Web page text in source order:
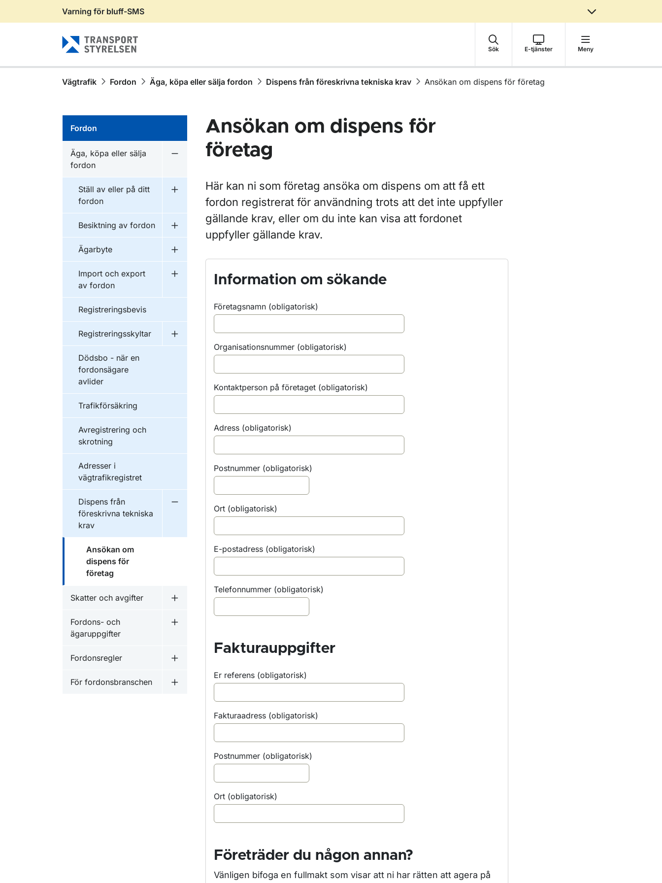
Gå till sidans innehåll
Varning för bluff-SMS
Sök E-tjänster Meny
Vägtrafik Fordon Äga, köpa eller sälja fordon Dispens från föreskrivna tekniska krav Ansökan om dispens för företag
Fordon
Äga, köpa eller sälja
fordon
Undermeny för Äga, köpa eller sälja fordon
Ställ av eller på ditt
fordon
Undermeny för Ställ av eller på ditt fordon
Besiktning av fordon
Undermeny för Besiktning av fordon
Ägarbyte
Undermeny för Ägarbyte
Import och export
av fordon
Undermeny för Import och export av fordon
Registreringsbevis
Registreringsskyltar
Undermeny för Registreringsskyltar
Dödsbo - när en
fordonsägare
avlider
Trafikförsäkring
Avregistrering och
skrotning
Adresser i
vägtrafikregistret
Dispens från
föreskrivna tekniska
krav
Undermeny för Dispens från föreskrivna tekniska krav
Ansökan om
dispens för
företag
Skatter och avgifter
Undermeny för Skatter och avgifter
Fordons- och
ägaruppgifter
Undermeny för Fordons- och ägaruppgifter
Fordonsregler
Undermeny för Fordonsregler
För fordonsbranschen
Undermeny för För fordonsbranschen
Ansökan om dispens för
företag
Här kan ni som företag ansöka om dispens om att få ett
fordon registrerat för användning trots att det inte uppfyller
gällande krav, eller om du inte kan visa att fordonet
uppfyller gällande krav.
Information om sökande
Företagsnamn (obligatorisk)
Organisationsnummer (obligatorisk)
Kontaktperson på företaget (obligatorisk)
Adress (obligatorisk)
Postnummer (obligatorisk)
Ort (obligatorisk)
E-postadress (obligatorisk)
Telefonnummer (obligatorisk)
Fakturauppgifter
Er referens (obligatorisk)
Fakturaadress (obligatorisk)
Postnummer (obligatorisk)
Ort (obligatorisk)
Företräder du någon annan?
Vänligen bifoga en fullmakt som visar att ni har rätten att agera på